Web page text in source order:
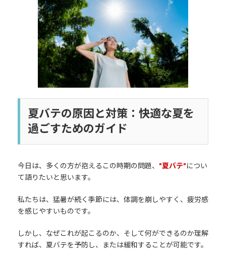
日
:
夏バテの原因と対策：快適な夏を
過ごすためのガイド
今日は、多くの方が抱えるこの時期の問題、 "夏バテ"につい
て語りたいと思います。
私たちは、猛暑が続く季節には、体調を崩しやすく、疲労感
を感じやすいものです。
しかし、なぜこれが起こるのか、そして何ができるのか理解
すれば、夏バテを予防し、または緩和することが可能です。